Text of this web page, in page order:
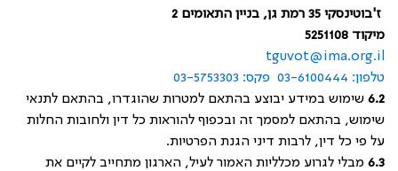
ז'בוטינסקי 35 רמת גן, בניין התאומים 2
מיקוד 5251108
tguvot@ima.org.il
טלפון: 03-6100444
פקס: 03-5753303
6.2 שימוש במידע יבוצע בהתאם למטרות שהוגדרו, בהתאם לתנאי
שימוש, בהתאם למסמך זה ובכפוף להוראות כל דין ולחובות החלות
על פי כל דין, לרבות דיני הגנת הפרטיות.
6.3 מבלי לגרוע מכלליות האמור לעיל, הארגון מתחייב לקיים את